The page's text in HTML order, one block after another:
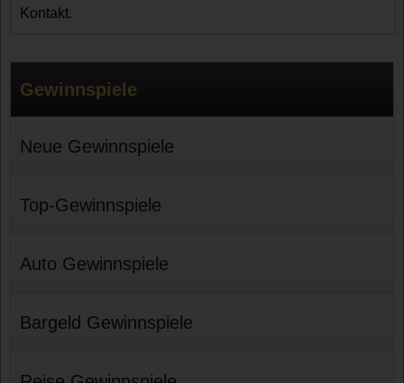
Kontakt.
Gewinnspiele
Neue Gewinnspiele
Top-Gewinnspiele
Auto Gewinnspiele
Bargeld Gewinnspiele